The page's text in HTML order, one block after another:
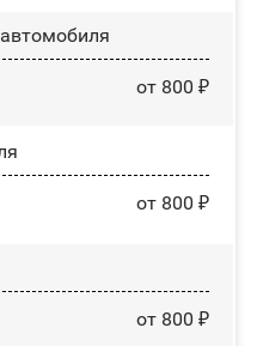
от 800 ₽
от 800 ₽
от 800 ₽